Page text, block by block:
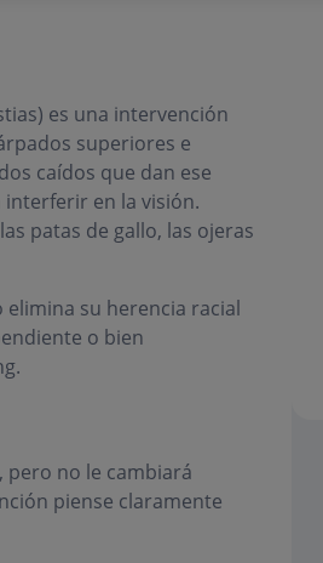
es una intervención
superiores e
caídos que dan ese
interferir en la visión.
patas de gallo, las ojeras
su herencia racial
o bien
pero no le cambiará
piense claramente